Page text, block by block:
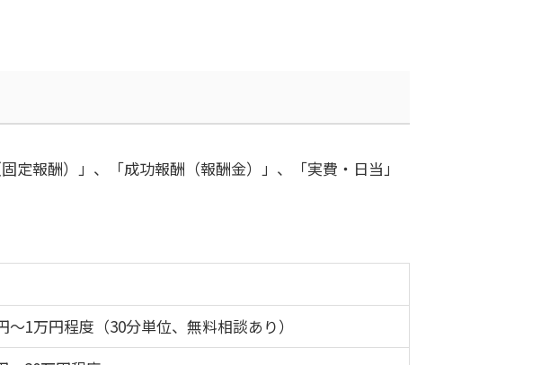
報酬）」、「成功報酬（報酬金）」、「実費・日当」
～1万円程度（30分単位、無料相談あり）